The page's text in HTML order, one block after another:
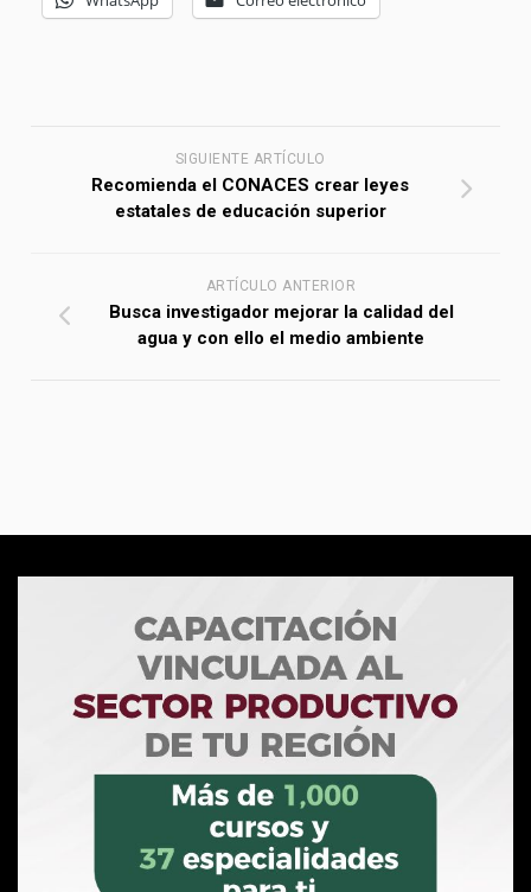
SIGUIENTE ARTÍCULO
Recomienda el CONACES crear leyes
estatales de educación superior
ARTÍCULO ANTERIOR
Busca investigador mejorar la calidad del
agua y con ello el medio ambiente